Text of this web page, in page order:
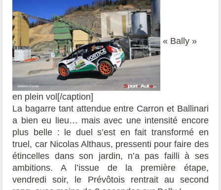
« Bally »
en plein vol[/caption]
La bagarre tant attendue entre Carron et Ballinari
a bien eu lieu… mais avec une intensité encore
plus belle : le duel s’est en fait transformé en
truel, car Nicolas Althaus, pressenti pour faire des
étincelles dans son jardin, n’a pas failli à ses
ambitions. A l’issue de la première étape,
vendredi soir, le Prévôtois rentrait au second